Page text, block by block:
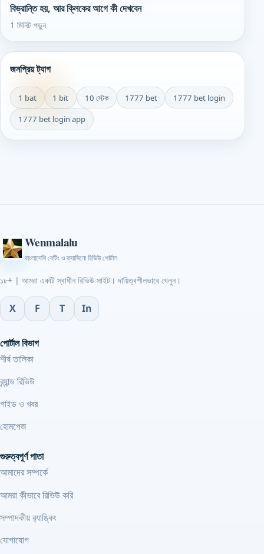
বিভ্রান্তি হয়, আর ক্লিকের আগে কী দেখবেন
1 মিনিট পড়ুন
জনপ্রিয় ট্যাগ
1 bat 1 bit 10 স্টেক 1777 bet 1777 bet login
1777 bet login app
Wenmalalu
বাংলাদেশি বেটিং ও ক্যাসিনো রিভিউ পোর্টাল
১৮+ | আমরা একটি স্বাধীন রিভিউ সাইট। দায়িত্বশীলভাবে খেলুন।
X F T In
পোর্টাল বিভাগ
শীর্ষ তালিকা
ব্র্যান্ড রিভিউ
গাইড ও খবর
হোমপেজ
গুরুত্বপূর্ণ পাতা
আমাদের সম্পর্কে
আমরা কীভাবে রিভিউ করি
সম্পাদকীয় র‍্যাঙ্কিং
যোগাযোগ